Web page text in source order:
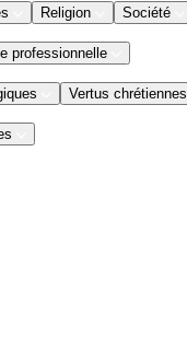
Religion Société
professionnelle
Vertus chrétiennes